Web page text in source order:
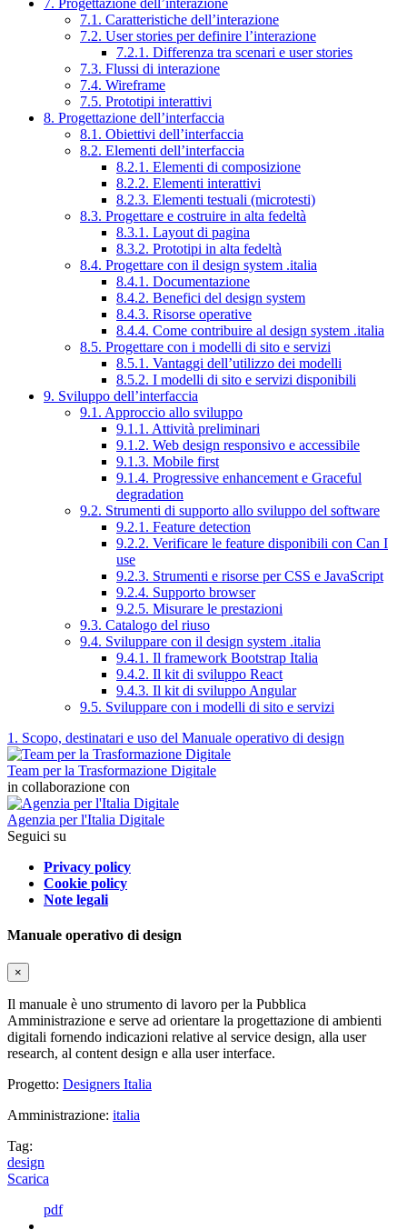
7.1. Caratteristiche dell’interazione
7.2. User stories per definire l’interazione
7.2.1. Differenza tra scenari e user stories
7.3. Flussi di interazione
7.4. Wireframe
7.5. Prototipi interattivi
8. Progettazione dell’interfaccia
8.1. Obiettivi dell’interfaccia
8.2. Elementi dell’interfaccia
8.2.1. Elementi di composizione
8.2.2. Elementi interattivi
8.2.3. Elementi testuali (microtesti)
8.3. Progettare e costruire in alta fedeltà
8.3.1. Layout di pagina
8.3.2. Prototipi in alta fedeltà
8.4. Progettare con il design system .italia
8.4.1. Documentazione
8.4.2. Benefici del design system
8.4.3. Risorse operative
8.4.4. Come contribuire al design system .italia
8.5. Progettare con i modelli di sito e servizi
8.5.1. Vantaggi dell’utilizzo dei modelli
8.5.2. I modelli di sito e servizi disponibili
9. Sviluppo dell’interfaccia
9.1. Approccio allo sviluppo
9.1.1. Attività preliminari
9.1.2. Web design responsivo e accessibile
9.1.3. Mobile first
9.1.4. Progressive enhancement e Graceful
degradation
9.2. Strumenti di supporto allo sviluppo del software
9.2.1. Feature detection
9.2.2. Verificare le feature disponibili con Can I
use
9.2.3. Strumenti e risorse per CSS e JavaScript
9.2.4. Supporto browser
9.2.5. Misurare le prestazioni
9.3. Catalogo del riuso
9.4. Sviluppare con il design system .italia
9.4.1. Il framework Bootstrap Italia
9.4.2. Il kit di sviluppo React
9.4.3. Il kit di sviluppo Angular
9.5. Sviluppare con i modelli di sito e servizi
1. Scopo, destinatari e uso del Manuale operativo di design
Team per la Trasformazione Digitale
in collaborazione con
Agenzia per l'Italia Digitale
Seguici su
Privacy policy
Cookie policy
Note legali
Manuale operativo di design
×
Il manuale è uno strumento di lavoro per la Pubblica
Amministrazione e serve ad orientare la progettazione di ambienti
digitali fornendo indicazioni relative al service design, alla user
research, al content design e alla user interface.
Progetto: Designers Italia
Amministrazione: italia
Tag:
design
Scarica
pdf